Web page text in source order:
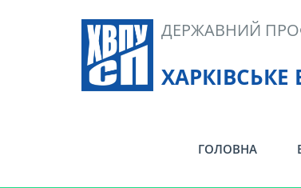
ДЕРЖАВНИЙ
ГОЛОВНА